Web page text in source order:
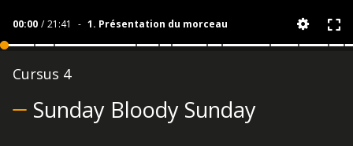
00:00 / 21:41 - 1. Présentation du morceau
Cursus 4
Sunday Bloody Sunday